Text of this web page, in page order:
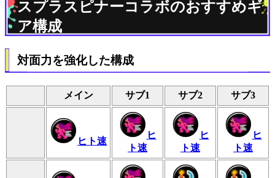
スプラスピナーコラボのおすすめギ
ア構成
対面力を強化した構成
メイン サブ1 サブ2 サブ3
ヒト速
ヒ
ト速
ヒ
ト速
ヒ
ト速